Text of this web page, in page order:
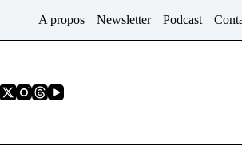
A propos Newsletter Podcast